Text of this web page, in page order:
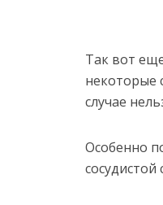
Так вот
некоторые
случае
Особенно
сосудистой